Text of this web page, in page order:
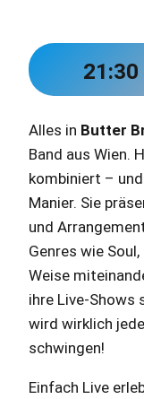
Alles in Butter
Band aus Wien.
kombiniert –
Manier. Sie
und
Genres wie
Weise
ihre Live-Shows
wird wirklich
schwingen!
Einfach Live